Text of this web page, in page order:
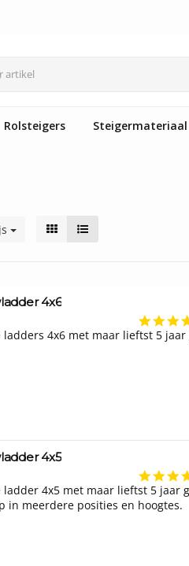
Rolsteigers Steigermateriaal
4x6
4x6 met maar lieftst 5
4x5
4x5 met maar lieftst 5 jaar
in meerdere posities en hoogtes.